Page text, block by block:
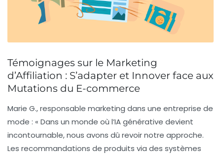
Témoignages sur le Marketing
d’Affiliation : S’adapter et Innover face aux
Mutations du E-commerce
Marie G., responsable marketing dans une entreprise de
mode : « Dans un monde où l’IA générative devient
incontournable, nous avons dû revoir notre approche.
Les recommandations de produits via des systèmes